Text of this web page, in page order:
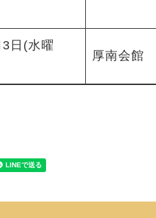
日(水曜
）
厚南会館